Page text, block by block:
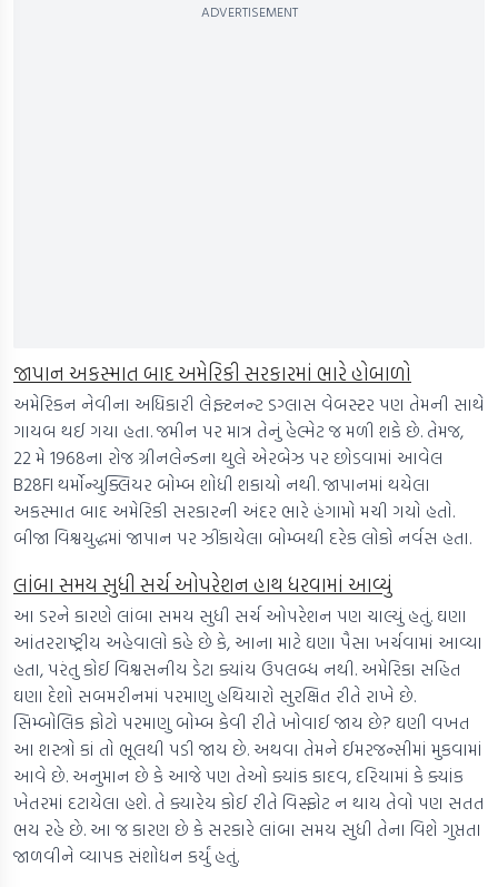
ADVERTISEMENT
જાપાન અકસ્માત બાદ અમેરિકી સરકારમાં ભારે હોબાળો
અમેરિકન નેવીના અધિકારી લેફ્ટનન્ટ ડગ્લાસ વેબસ્ટર પણ તેમની સાથે
ગાયબ થઈ ગયા હતા. જમીન પર માત્ર તેનું હેલ્મેટ જ મળી શકે છે. તેમજ,
22 મે 1968ના રોજ ગ્રીનલેન્ડના થુલે એરબેઝ પર છોડવામાં આવેલ
B28FI થર્મોન્યુક્લિયર બોમ્બ શોધી શકાયો નથી. જાપાનમાં થયેલા
અકસ્માત બાદ અમેરિકી સરકારની અંદર ભારે હંગામો મચી ગયો હતો.
બીજા વિશ્વયુદ્ધમાં જાપાન પર ઝીંકાયેલા બોમ્બથી દરેક લોકો નર્વસ હતા.
લાંબા સમય સુધી સર્ચ ઓપરેશન હાથ ધરવામાં આવ્યું
આ ડરને કારણે લાંબા સમય સુધી સર્ચ ઓપરેશન પણ ચાલ્યું હતું. ઘણા
આંતરરાષ્ટ્રીય અહેવાલો કહે છે કે, આના માટે ઘણા પૈસા ખર્ચવામાં આવ્યા
હતા, પરંતુ કોઈ વિશ્વસનીય ડેટા ક્યાંય ઉપલબ્ધ નથી. અમેરિકા સહિત
ઘણા દેશો સબમરીનમાં પરમાણુ હથિયારો સુરક્ષિત રીતે રાખે છે.
સિમ્બોલિક ફોટો પરમાણુ બોમ્બ કેવી રીતે ખોવાઈ જાય છે? ઘણી વખત
આ શસ્ત્રો કાં તો ભૂલથી પડી જાય છે. અથવા તેમને ઈમરજન્સીમાં મુકવામાં
આવે છે. અનુમાન છે કે આજે પણ તેઓ ક્યાંક કાદવ, દરિયામાં કે ક્યાંક
ખેતરમાં દટાયેલા હશે. તે ક્યારેય કોઈ રીતે વિસ્ફોટ ન થાય તેવો પણ સતત
ભય રહે છે. આ જ કારણ છે કે સરકારે લાંબા સમય સુધી તેના વિશે ગુપ્તતા
જાળવીને વ્યાપક સંશોધન કર્યું હતું.